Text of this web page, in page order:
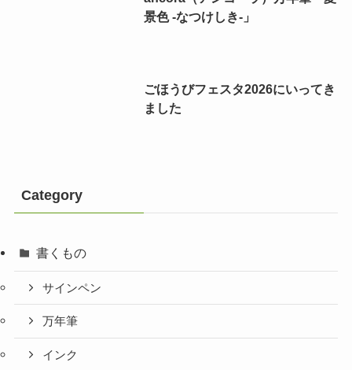
景色 -なつけしき-」
ごほうびフェスタ2026にいってき
ました
Category
書くもの
サインペン
万年筆
インク